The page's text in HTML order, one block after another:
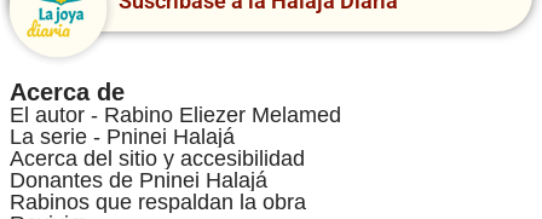
Acerca de
El autor - Rabino Eliezer Melamed
La serie - Pninei Halajá
Acerca del sitio y accesibilidad
Donantes de Pninei Halajá
Rabinos que respaldan la obra